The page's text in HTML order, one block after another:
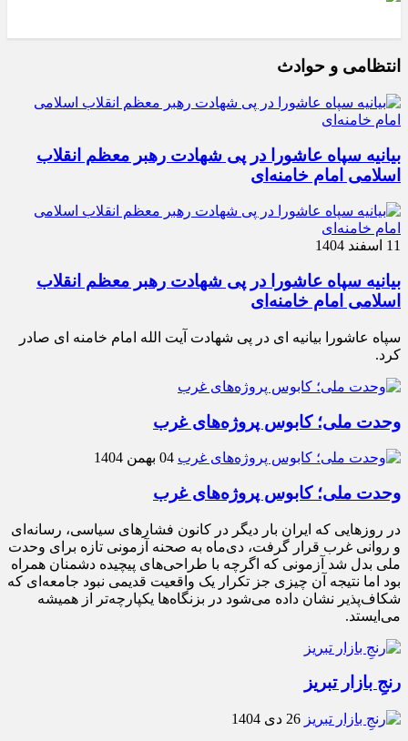
انتظامی و حوادث
بیانیه سپاه عاشورا در پی شهادت رهبر معظم انقلاب
اسلامی امام خامنه‌ای
11 اسفند 1404
بیانیه سپاه عاشورا در پی شهادت رهبر معظم انقلاب
اسلامی امام خامنه‌ای
سپاه عاشورا بیانیه ای در پی شهادت آیت الله امام خامنه ای صادر
کرد.
وحدت ملی؛ کابوس پروژه‌های غرب
04 بهمن 1404
وحدت ملی؛ کابوس پروژه‌های غرب
در روزهایی که ایران بار دیگر در کانون فشارهای سیاسی، رسانه‌ای
و روانی غرب قرار گرفت، دی‌ماه به صحنه آزمونی تازه برای وحدت
ملی بدل شد آزمونی که اگرچه با طراحی‌های پیچیده دشمنان همراه
بود اما نتیجه آن چیزی جز تکرار یک واقعیت قدیمی نبود جامعه‌ای که
شکاف‌پذیر نشان داده می‌شود در بزنگاه‌ها یکپارچه‌تر از همیشه
می‌ایستد.
رنجِ بازار تبریز
26 دی 1404